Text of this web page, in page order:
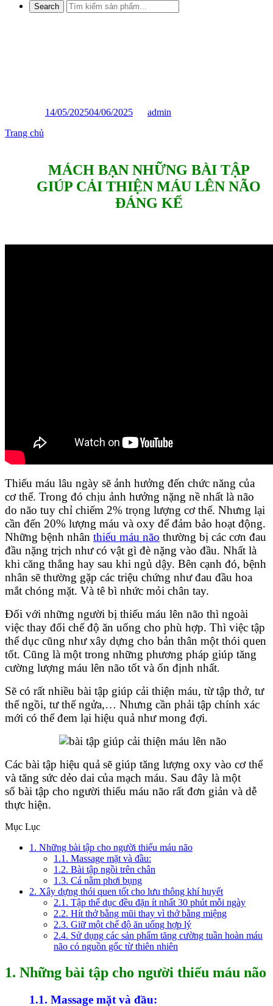
14/05/202504/06/2025
admin
Trang chủ
MÁCH BẠN NHỮNG BÀI TẬP
GIÚP CẢI THIỆN MÁU LÊN NÃO
ĐÁNG KỂ
Thiếu máu lâu ngày sẽ ảnh hưởng đến chức năng của
cơ thể. Trong đó chịu ảnh hưởng nặng nề nhất là não
do não tuy chỉ chiếm 2% trọng lượng cơ thể. Nhưng lại
cần đến 20% lượng máu và oxy để đảm bảo hoạt động.
Những bệnh nhân thiếu máu não thường bị các cơn đau
đầu nặng trịch như có vật gì đè nặng vào đầu. Nhất là
khi căng thẳng hay sau khi ngủ dậy. Bên cạnh đó, bệnh
nhân sẽ thường gặp các triệu chứng như đau đầu hoa
mắt chóng mặt. Và tê bì nhức mỏi chân tay.
Đối với những người bị thiếu máu lên não thì ngoài
việc thay đổi chế độ ăn uống cho phù hợp. Thì việc tập
thể dục cũng như xây dựng cho bản thân một thói quen
tốt. Cũng là một trong những phương pháp giúp tăng
cường lượng máu lên não tốt và ổn định nhất.
Sẽ có rất nhiều bài tập giúp cải thiện máu, từ tập thở, tư
thế ngồi, tư thế ngửa,… Nhưng cần phải tập chính xác
mới có thể đem lại hiệu quả như mong đợi.
Các bài tập hiệu quả sẽ giúp tăng lượng oxy vào cơ thể
và tăng sức dẻo dai của mạch máu. Sau đây là một
số bài tập cho người thiếu máu não rất đơn giản và dễ
thực hiện.
Mục Lục
1. Những bài tập cho người thiếu máu não
1.1. Massage mặt và đầu:
1.2. Bài tập ngồi trên chân
1.3. Cá nằm phơi bụng
2. Xây dựng thói quen tốt cho lưu thông khí huyết
2.1. Tập thể dục đều đặn ít nhất 30 phút mỗi ngày
2.2. Hít thở bằng mũi thay vì thở bằng miệng
2.3. Giữ một chế độ ăn uống hợp lý
2.4. Sử dụng các sản phẩm tăng cường tuần hoàn máu
não có nguồn gốc từ thiên nhiên
1. Những bài tập cho người thiếu máu não
1.1. Massage mặt và đầu: